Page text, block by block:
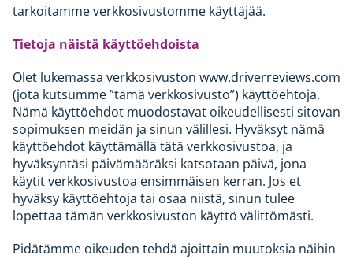
tarkoitamme verkkosivustomme käyttäjää.
Tietoja näistä käyttöehdoista
Olet lukemassa verkkosivuston www.driverreviews.com
(jota kutsumme ”tämä verkkosivusto”) käyttöehtoja.
Nämä käyttöehdot muodostavat oikeudellisesti sitovan
sopimuksen meidän ja sinun välillesi. Hyväksyt nämä
käyttöehdot käyttämällä tätä verkkosivustoa, ja
hyväksyntäsi päivämääräksi katsotaan päivä, jona
käytit verkkosivustoa ensimmäisen kerran. Jos et
hyväksy käyttöehtoja tai osaa niistä, sinun tulee
lopettaa tämän verkkosivuston käyttö välittömästi.
Pidätämme oikeuden tehdä ajoittain muutoksia näihin